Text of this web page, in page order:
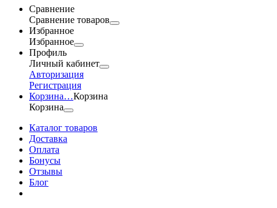
Сравнение
Сравнение товаров
Избранное
Избранное
Профиль
Личный кабинет
Авторизация
Регистрация
Корзина…Корзина
Корзина
Каталог товаров
Доставка
Оплата
Бонусы
Отзывы
Блог